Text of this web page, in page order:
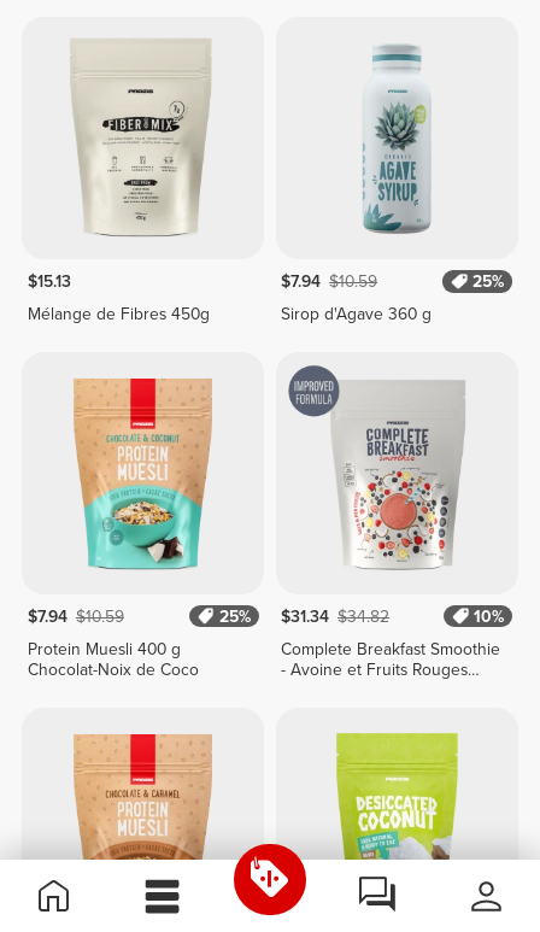
$15.13
Mélange de Fibres 450g
$7.94 $10.59
25%
Sirop d'Agave 360 g
$7.94 $10.59
25%
Protein Muesli 400 g
Chocolat-Noix de Coco
$31.34 $34.82
10%
Complete Breakfast Smoothie
- Avoine et Fruits Rouges